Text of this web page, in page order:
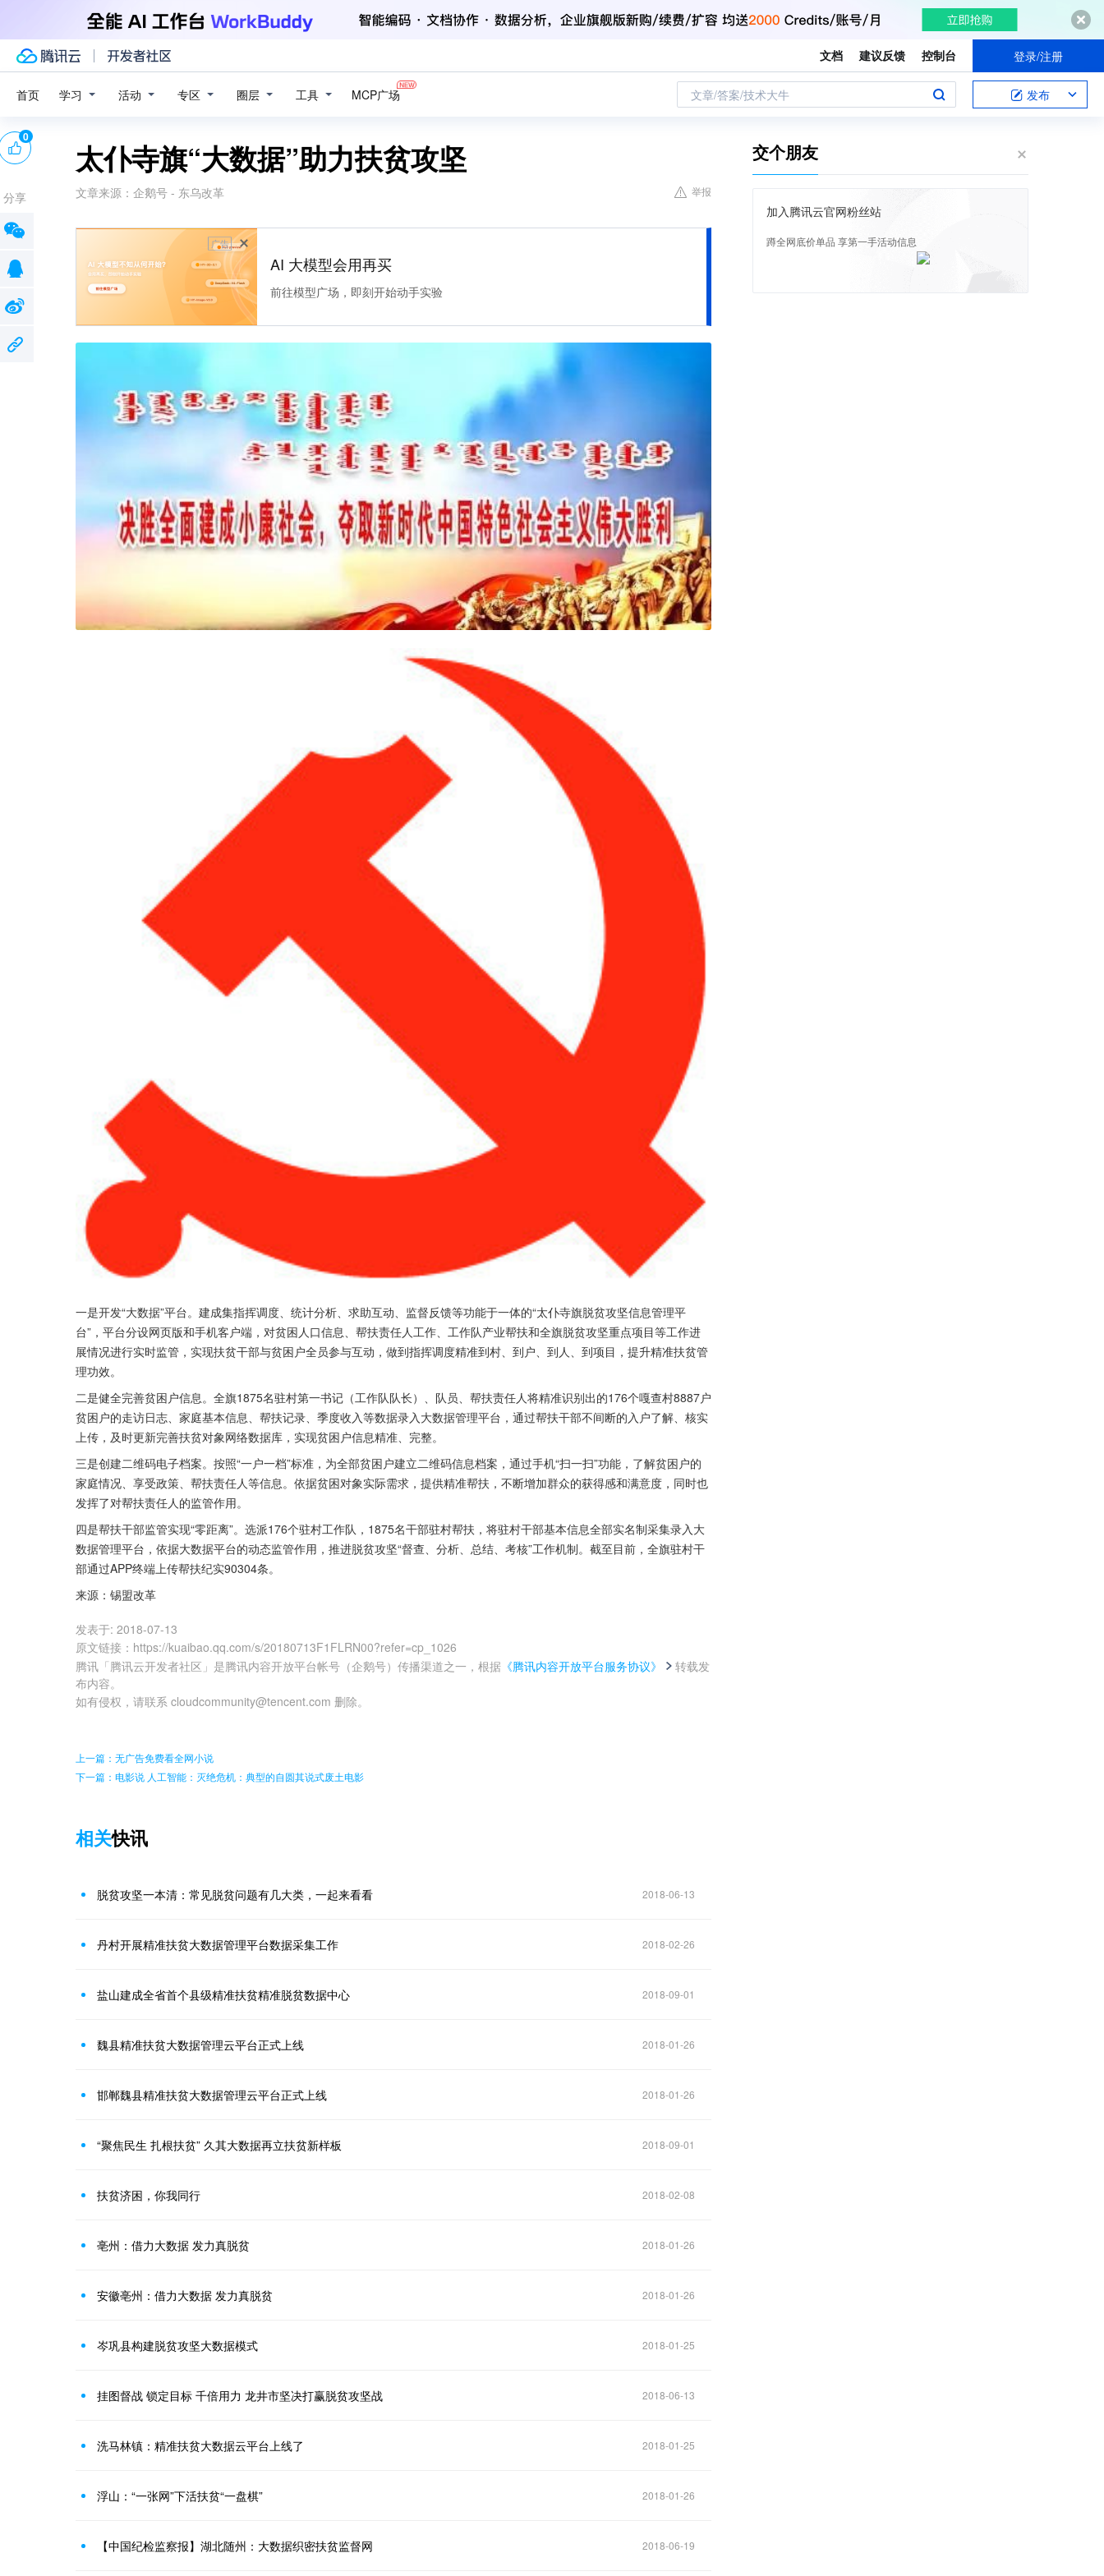
文档 建议反馈 控制台 登录/注册
首页 学习 活动 专区 圈层 工具 MCP广场 文章/答案/技术大牛 发布
太仆寺旗“大数据”助力扶贫攻坚
文章来源： 企鹅号 - 东乌改革 举报
广告
AI 大模型会用再买
前往模型广场，即刻开始动手实验
一是开发“大数据”平台。建成集指挥调度、统计分析、求助互动、监督反馈等功能于一体的“太仆寺旗脱贫攻坚信息管理平
台”，平台分设网页版和手机客户端，对贫困人口信息、帮扶责任人工作、工作队产业帮扶和全旗脱贫攻坚重点项目等工作进
展情况进行实时监管，实现扶贫干部与贫困户全员参与互动，做到指挥调度精准到村、到户、到人、到项目，提升精准扶贫管
理功效。
二是健全完善贫困户信息。全旗1875名驻村第一书记（工作队队长）、队员、帮扶责任人将精准识别出的176个嘎查村8887户
贫困户的走访日志、家庭基本信息、帮扶记录、季度收入等数据录入大数据管理平台，通过帮扶干部不间断的入户了解、核实
上传，及时更新完善扶贫对象网络数据库，实现贫困户信息精准、完整。
三是创建二维码电子档案。按照“一户一档”标准，为全部贫困户建立二维码信息档案，通过手机“扫一扫”功能，了解贫困户的
家庭情况、享受政策、帮扶责任人等信息。依据贫困对象实际需求，提供精准帮扶，不断增加群众的获得感和满意度，同时也
发挥了对帮扶责任人的监管作用。
四是帮扶干部监管实现“零距离”。选派176个驻村工作队，1875名干部驻村帮扶，将驻村干部基本信息全部实名制采集录入大
数据管理平台，依据大数据平台的动态监管作用，推进脱贫攻坚“督查、分析、总结、考核”工作机制。截至目前，全旗驻村干
部通过APP终端上传帮扶纪实90304条。
来源：锡盟改革
发表于: 2018-07-13
原文链接 ： https://kuaibao.qq.com/s/20180713F1FLRN00?refer=cp_1026
腾讯「腾讯云开发者社区」是腾讯内容开放平台帐号（企鹅号）传播渠道之一，根据 《腾讯内容开放平台服务协议》
转载发
布内容。
如有侵权，请联系 cloudcommunity@tencent.com 删除。
0
分享
上一篇：无广告免费看全网小说
下一篇：电影说 人工智能：灭绝危机：典型的自圆其说式废土电影
相关快讯
脱贫攻坚一本清：常见脱贫问题有几大类，一起来看看 2018-06-13
丹村开展精准扶贫大数据管理平台数据采集工作 2018-02-26
盐山建成全省首个县级精准扶贫精准脱贫数据中心 2018-09-01
魏县精准扶贫大数据管理云平台正式上线 2018-01-26
邯郸魏县精准扶贫大数据管理云平台正式上线 2018-01-26
“聚焦民生 扎根扶贫” 久其大数据再立扶贫新样板 2018-09-01
扶贫济困，你我同行 2018-02-08
亳州：借力大数据 发力真脱贫 2018-01-26
安徽亳州：借力大数据 发力真脱贫 2018-01-26
岑巩县构建脱贫攻坚大数据模式 2018-01-25
挂图督战 锁定目标 千倍用力 龙井市坚决打赢脱贫攻坚战 2018-06-13
洗马林镇：精准扶贫大数据云平台上线了 2018-01-25
浮山：“一张网”下活扶贫“一盘棋” 2018-01-26
【中国纪检监察报】湖北随州：大数据织密扶贫监督网 2018-06-19
交个朋友
加入腾讯云官网粉丝站
蹲全网底价单品 享第一手活动信息